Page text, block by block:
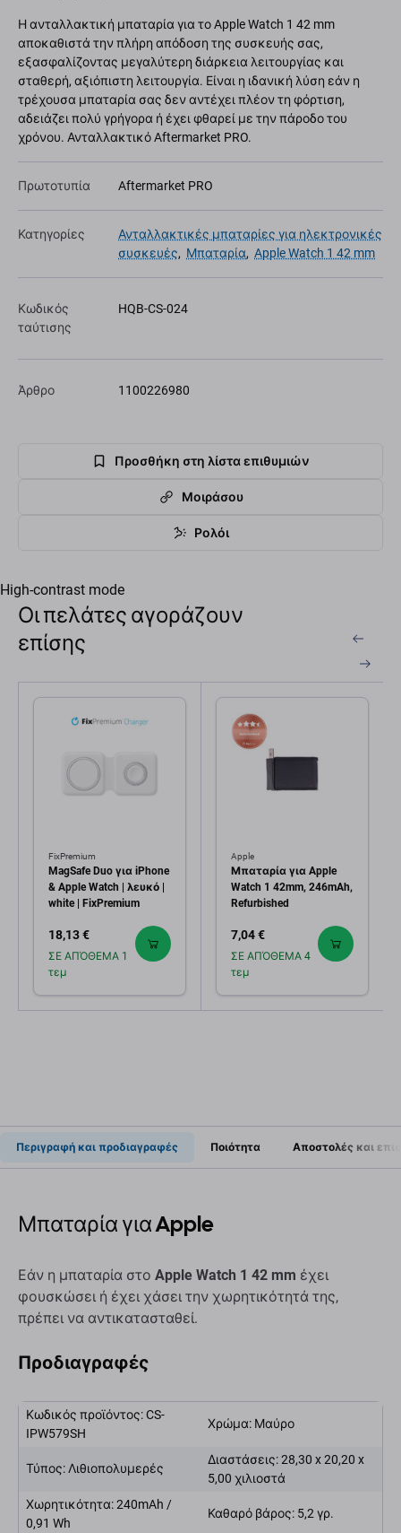
Η ανταλλακτική μπαταρία για το Apple Watch 1 42 mm
αποκαθιστά την πλήρη απόδοση της συσκευής σας,
εξασφαλίζοντας μεγαλύτερη διάρκεια λειτουργίας και
σταθερή, αξιόπιστη λειτουργία. Είναι η ιδανική λύση εάν η
τρέχουσα μπαταρία σας δεν αντέχει πλέον τη φόρτιση,
αδειάζει πολύ γρήγορα ή έχει φθαρεί με την πάροδο του
χρόνου. Ανταλλακτικό Aftermarket PRO.
Πρωτοτυπία Aftermarket PRO
Κατηγορίες
Ανταλλακτικές μπαταρίες για ηλεκτρονικές
συσκευές, Μπαταρία, Apple Watch 1 42 mm
Κωδικός
ταύτισης
HQB-CS-024
Άρθρο 1100226980
Προσθήκη στη λίστα επιθυμιών
Μοιράσου
Ρολόι
High-contrast mode
Οι πελάτες αγοράζουν
επίσης
FixPremium
MagSafe Duo για iPhone
& Apple Watch | λευκό |
white | FixPremium
18,13 €
ΣΕ ΑΠΌΘΕΜΑ 1
τεμ
Apple
Μπαταρία για Apple
Watch 1 42mm, 246mAh,
Refurbished
7,04 €
ΣΕ ΑΠΌΘΕΜΑ 4
τεμ
Περιγραφή και προδιαγραφές Ποιότητα Αποστολές και
Μπαταρία για Apple
Εάν η μπαταρία στο Apple Watch 1 42 mm έχει
φουσκώσει ή έχει χάσει την χωρητικότητά της,
πρέπει να αντικατασταθεί.
Προδιαγραφές
Κωδικός προϊόντος: CS-
IPW579SH
Χρώμα: Μαύρο
Τύπος: Λιθιοπολυμερές
Διαστάσεις: 28,30 x 20,20 x
5,00 χιλιοστά
Χωρητικότητα: 240mAh /
0,91 Wh
Καθαρό βάρος: 5,2 γρ.